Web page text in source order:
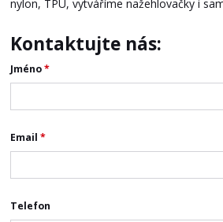
nylon, TPU, vytváříme nažehlovačky i
Kontaktujte nás:
Jméno*
Email*
Telefon